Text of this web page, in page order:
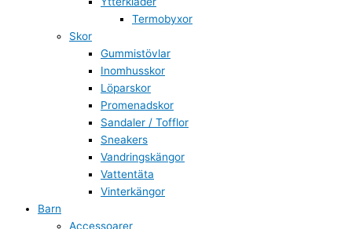
Termobyxor
Skor
Gummistövlar
Inomhusskor
Löparskor
Promenadskor
Sandaler / Tofflor
Sneakers
Vandringskängor
Vattentäta
Vinterkängor
Barn
Accessoarer